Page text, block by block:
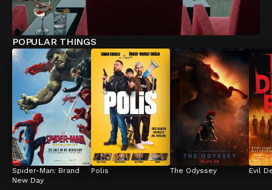
POPULAR THINGS
Spider-Man: Brand
New Day
Polis The Odyssey Evil